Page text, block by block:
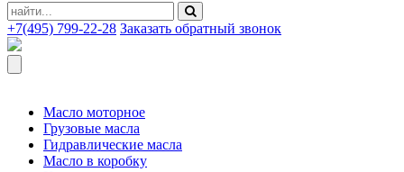
+7(495) 799-22-28 Заказать обратный звонок
Масло моторное
Грузовые масла
Гидравлические масла
Масло в коробку